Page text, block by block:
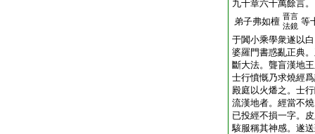
九十章六十萬餘言
弟子弗如檀 晋言
法鏡 等
于闐小乘學衆遂以
婆羅門書惑亂正典
斷大法。聾盲漢地
士行憤慨乃求燒經
殿庭以火燔之。士
流漢地者。經當不
已投經不損一字。
駭服稱其神感。遂